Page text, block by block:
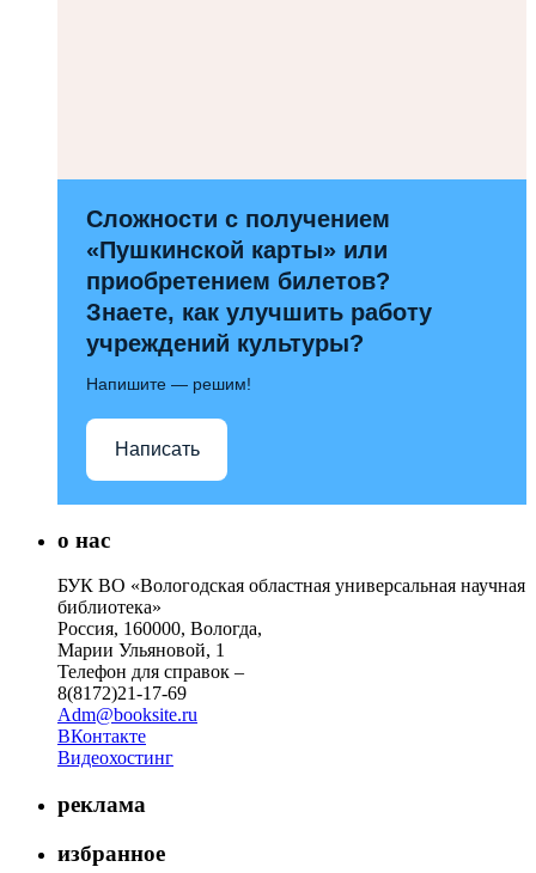
Сложности с получением
«Пушкинской карты» или
приобретением билетов?
Знаете, как улучшить работу
учреждений культуры?
Напишите — решим!
Написать
о нас
БУК ВО «Вологодская областная универсальная научная
библиотека»
Россия, 160000, Вологда,
Марии Ульяновой, 1
Телефон для справок –
8(8172)21-17-69
Adm@booksite.ru
ВКонтакте
Видеохостинг
реклама
избранное